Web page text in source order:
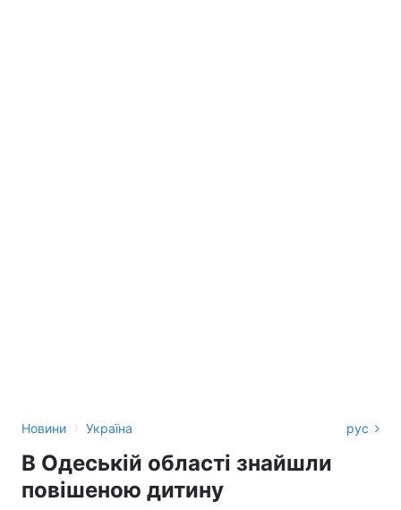
Новини › Україна рус
В Одеській області знайшли
повішеною дитину